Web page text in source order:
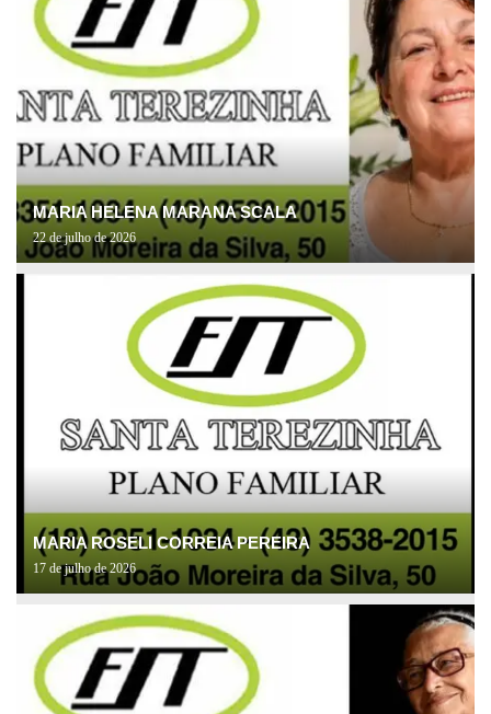
MARIA HELENA MARANA SCALA
22 de julho de 2026
MARIA ROSELI CORREIA PEREIRA
17 de julho de 2026